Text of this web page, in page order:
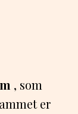
, som
er